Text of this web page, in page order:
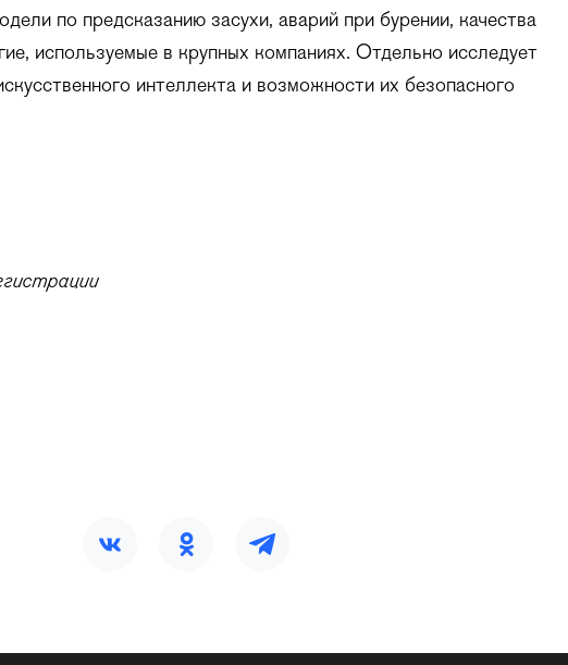
по предсказанию засухи, аварий при бурении, качества
используемые в крупных компаниях. Отдельно исследует
интеллекта и возможности их безопасного